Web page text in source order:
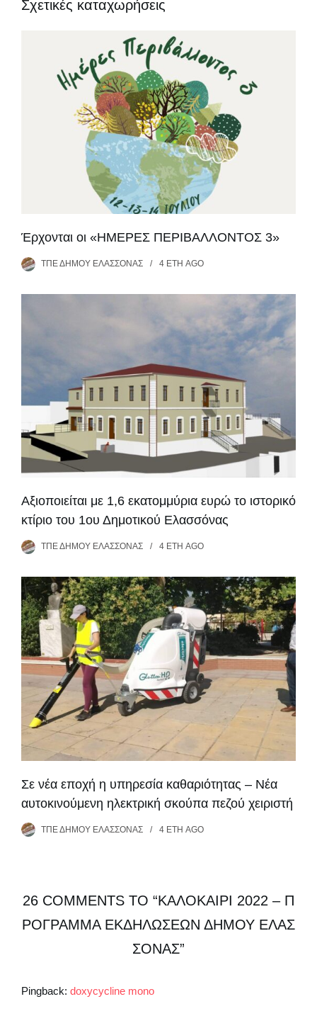
Σχετικές καταχωρήσεις
Έρχονται οι «ΗΜΕΡΕΣ ΠΕΡΙΒΑΛΛΟΝΤΟΣ 3»
ΤΠΕ ΔΉΜΟΥ ΕΛΑΣΣΌΝΑΣ 4 ΈΤΗ AGO
Αξιοποιείται με 1,6 εκατομμύρια ευρώ το ιστορικό
κτίριο του 1ου Δημοτικού Ελασσόνας
ΤΠΕ ΔΉΜΟΥ ΕΛΑΣΣΌΝΑΣ 4 ΈΤΗ AGO
Σε νέα εποχή η υπηρεσία καθαριότητας – Νέα
αυτοκινούμενη ηλεκτρική σκούπα πεζού χειριστή
ΤΠΕ ΔΉΜΟΥ ΕΛΑΣΣΌΝΑΣ 4 ΈΤΗ AGO
26 COMMENTS TO “ΚΑΛΟΚΑΊΡΙ 2022 – Π
ΡΌΓΡΑΜΜΑ ΕΚΔΗΛΏΣΕΩΝ ΔΉΜΟΥ ΕΛΑΣ
ΣΌΝΑΣ”
Pingback: doxycycline mono